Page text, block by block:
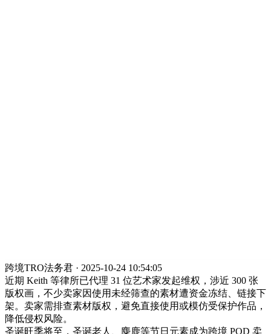
跨境TRO法务君 · 2025-10-24 10:54:05
近期 Keith 等律所已代理 31 位艺术家发起维权，涉近 300 张
版权画，不少卖家因使用未经筛查的素材遭资金冻结、链接下
架。卖家需排查素材版权，避免直接使用或模仿受保护作品，
降低侵权风险。
圣诞旺季将至，圣诞老人、麋鹿等节日元素成为跨境 POD 卖